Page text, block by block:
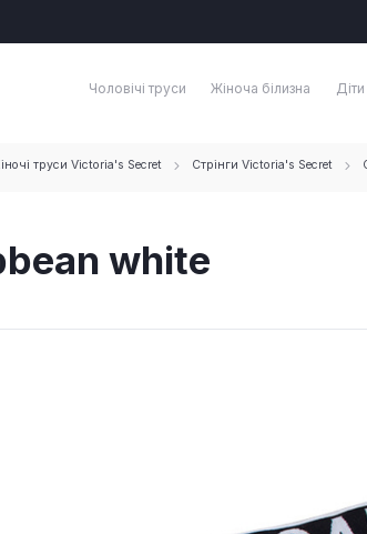
Чоловічі труси Жіноча білизна Діти
труси Victoria's Secret Стрінги Victoria's Secret
white